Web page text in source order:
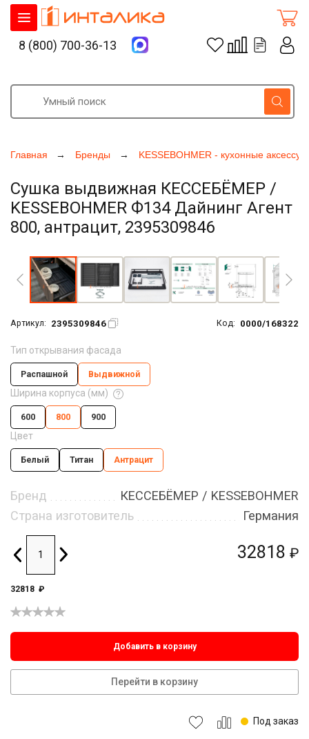
Главная Бренды KESSEBOHMER - кухонные
Сушка выдвижная КЕССЕБЁМЕР /
KESSEBOHMER Ф134 Дайнинг Агент
800, антрацит, 2395309846
Артикул: 2395309846 Код: 0000/168322
32818 ₽
Тип открывания фасада
Распашной Выдвижной
Ширина корпуса (мм)
600 800 900
Цвет
Белый Титан Антрацит
Бренд
КЕССЕБЁМЕР / KESSEBOHMER
Страна изготовитель
Германия
32818 ₽
Добавить в корзину
Перейти в корзину
Под заказ
8 (800) 700-36-13